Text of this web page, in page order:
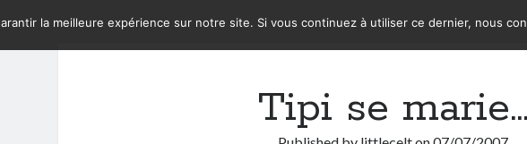
Tipi se
la meilleure expérience sur notre site. Si vous continuez à utiliser ce dernier, nous